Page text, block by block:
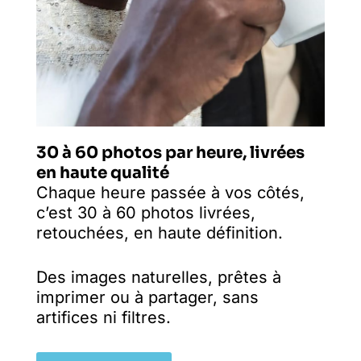
30 à 60 photos par heure, livrées
en haute qualité
Chaque heure passée à vos côtés,
c’est 30 à 60 photos livrées,
retouchées, en haute définition.
Des images naturelles, prêtes à
imprimer ou à partager, sans
artifices ni filtres.